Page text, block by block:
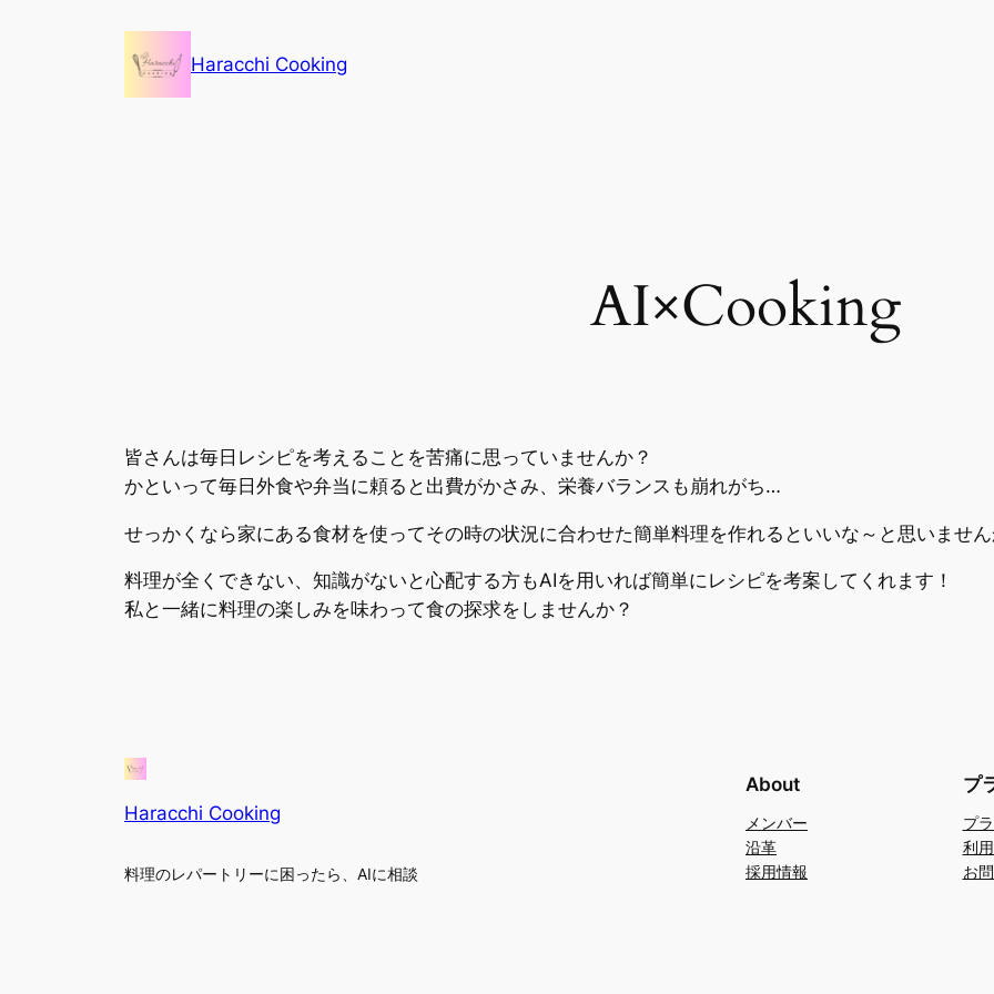
Haracchi Cooking
AI×Cooking
皆さんは毎日レシピを考えることを苦痛に思っていませんか？
かといって毎日外食や弁当に頼ると出費がかさみ、栄養バランスも崩れがち…
せっかくなら家にある食材を使ってその時の状況に合わせた簡単料理を作れるといいな～と思いません
料理が全くできない、知識がないと心配する方もAIを用いれば簡単にレシピを考案してくれます！
私と一緒に料理の楽しみを味わって食の探求をしませんか？
Haracchi Cooking
料理のレパートリーに困ったら、AIに相談
About
メンバー
沿革
採用情報
プ
プ
利
お